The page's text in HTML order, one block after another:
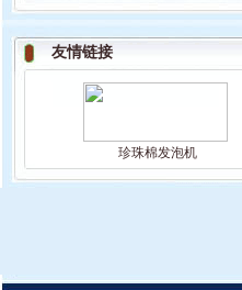
友情链接
珍珠棉发泡机